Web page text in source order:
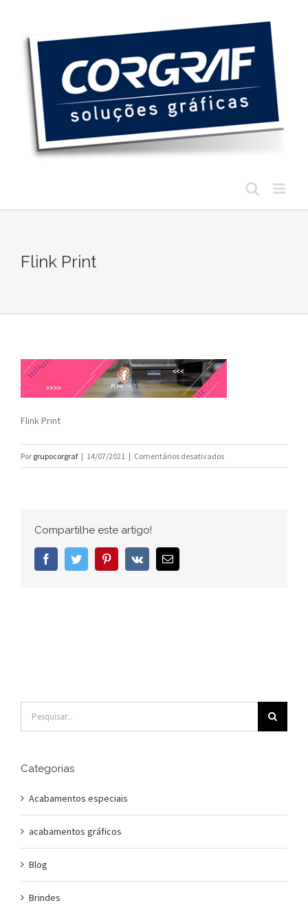
conteúdo
Flink Print
Flink Print
Por grupocorgraf | 14/07/2021 | Comentários desativadosem
Flink
Compartilhe este artigo!
FacebookTwitter PinterestVk
E-
mail
resultados
Categorias
Acabamentos especiais
acabamentos gráficos
Blog
Brindes